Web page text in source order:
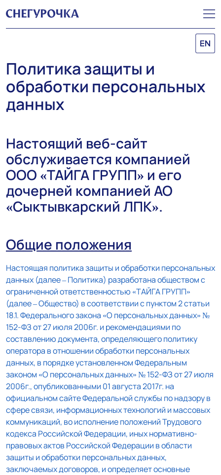
EN
Политика защиты и
обработки персональных
данных
Настоящий веб-сайт
обслуживается компанией
ООО «ТАЙГА ГРУПП» и его
дочерней компанией АО
«Сыктывкарский ЛПК».
Общие положения
Настоящая политика защиты и обработки персональных
данных (далее – Политика) разработана обществом с
ограниченной ответственностью «ТАЙГА ГРУПП»
(далее – Общество) в соответствии с пунктом 2 статьи
18.1. Федерального закона «О персональных данных» №
152-ФЗ от 27 июля 2006г. и рекомендациями по
составлению документа, определяющего политику
оператора в отношении обработки персональных
данных, в порядке установленном Федеральным
законом «О персональных данных» № 152-ФЗ от 27 июля
2006г., опубликованными 01 августа 2017г. на
официальном сайте Федеральной службы по надзору в
сфере связи, информационных технологий и массовых
коммуникаций, во исполнение положений Трудового
кодекса Российской Федерации, иных нормативно-
правовых актов Российской Федерации в области
защиты и обработки персональных данных,
заключаемых договоров, и определяет основные